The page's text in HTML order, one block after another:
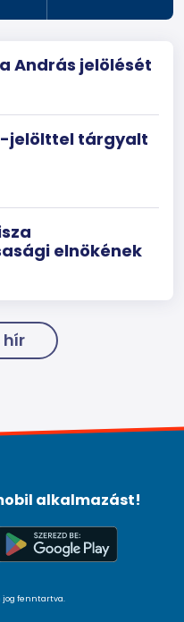
András jelölését
jelölttel tárgyalt
elnökének
hír
alkalmazást!
jog fenntartva.